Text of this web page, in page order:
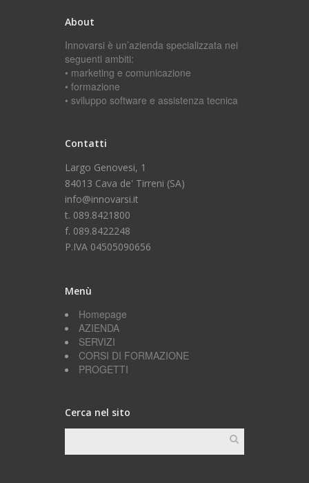
About
Innovarsi è un’azienda specializzata nei
seguenti ambiti:
• marketing e comunicazione
• formazione
• sviluppo software e assistenza tecnica
Contatti
Largo Genovesi, 1
84013 Cava de' Tirreni (SA)
info@innovarsi.it
t. 089.8421800
f. 089.8422248
P.IVA 04505090656
Menù
Homepage
AZIENDA
SERVIZI
CORSI DI FORMAZIONE
PROGETTI
Cerca nel sito